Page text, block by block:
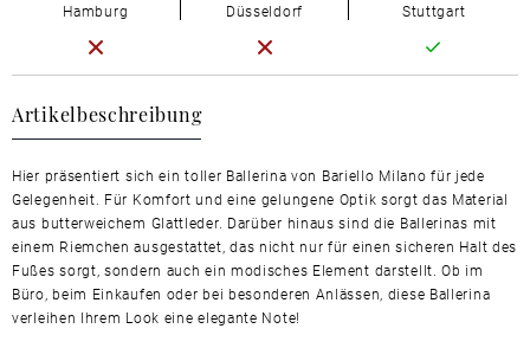
Artikelbeschreibung
Hier präsentiert sich ein toller Ballerina von Bariello Milano für jede
Gelegenheit. Für Komfort und eine gelungene Optik sorgt das Material
aus butterweichem Glattleder. Darüber hinaus sind die Ballerinas mit
einem Riemchen ausgestattet, das nicht nur für einen sicheren Halt des
Fußes sorgt, sondern auch ein modisches Element darstellt. Ob im
Büro, beim Einkaufen oder bei besonderen Anlässen, diese Ballerina
verleihen Ihrem Look eine elegante Note!
Hamburg Düsseldorf Stuttgart